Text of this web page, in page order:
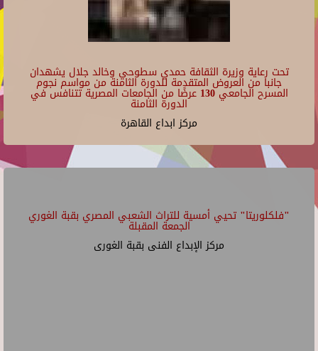
تحت رعاية وزيرة الثقافة حمدي سطوحي وخالد جلال يشهدان
جانبا من العروض المتقدمة للدورة الثامنة من مواسم نجوم
المسرح الجامعي 130 عرضًا من الجامعات المصرية تتنافس في
الدورة الثامنة
مركز ابداع القاهرة
"فلكلوريتا" تحيي أمسية للتراث الشعبي المصري بقبة الغوري
الجمعة المقبلة
مركز الإبداع الفنى بقبة الغورى